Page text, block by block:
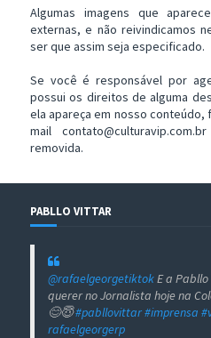
Algumas imagens que
externas, e não reivindicamos
ser que assim seja especificado.
Se você é responsável por
possui os direitos de alguma
ela apareça em nosso
mail
removida.
PABLLO VITTAR
@rafaelgeorgetiktokE a
querer no Jornalista hoje na
😊😇#pabllovittar#imprensa
rafaelgeorgerp